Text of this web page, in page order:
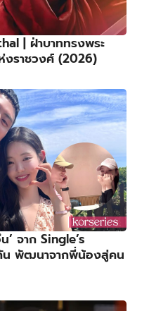
| ฝ่าบาททรงพระ
ราชวงศ์ (2026)
จาก Single’s
น พัฒนาจากพี่น้องสู่คน